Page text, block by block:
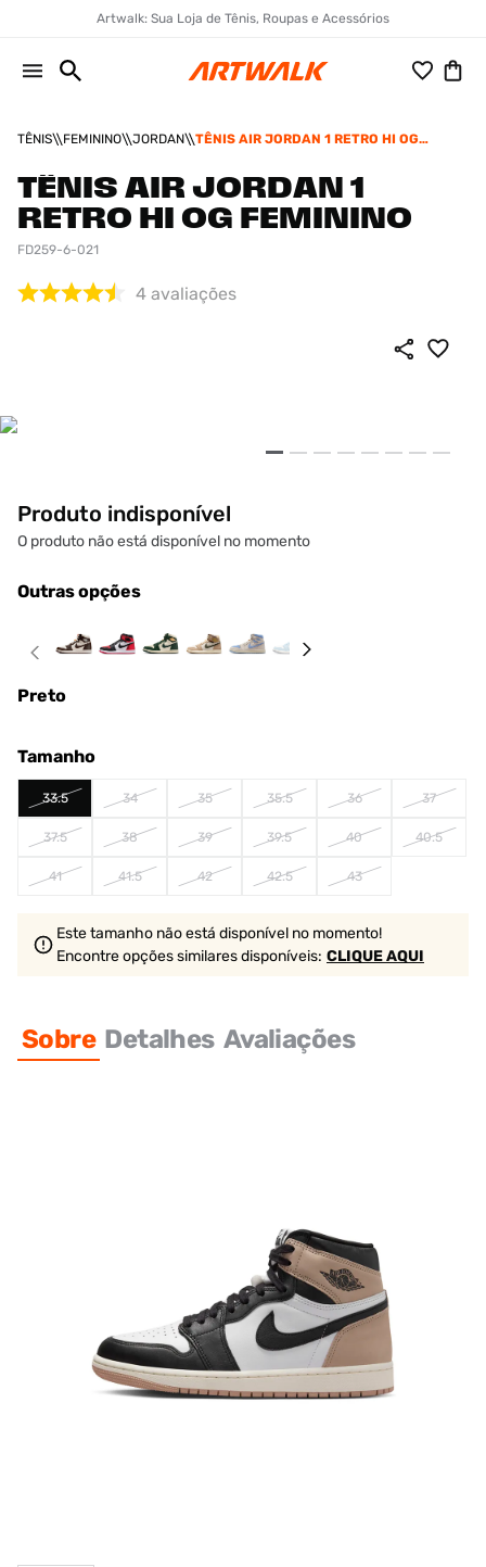
Artwalk: Sua Loja de Tênis, Roupas e Acessórios
TÊNIS FEMININO JORDAN
TÊNIS AIR JORDAN 1 RETRO HI OG
TÊNIS AIR JORDAN 1
RETRO HI OG FEMININO
FD259-6-021
4 avaliações
Produto indisponível
O produto não está disponível no momento
Outras opções
Preto
Tamanho
33.5 34 35 35.5 36 37
37.5 38 39 39.5 40 40.5
41 41.5 42 42.5 43
Este tamanho não está disponível no momento!
Encontre opções similaresdisponíveis: CLIQUE AQUI
Sobre Detalhes Avaliações